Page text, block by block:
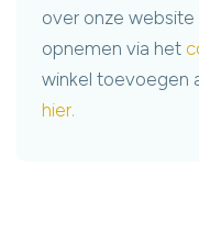
over onze
opnemen via het
winkel toevoegen
hier.